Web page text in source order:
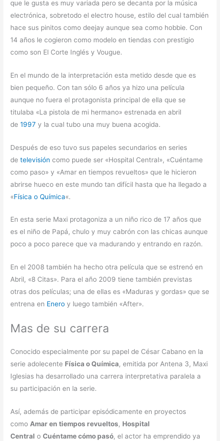
que le gusta es muy variada pero se decanta por la música
electrónica, sobretodo el electro house, estilo del cual también
hace sus pinitos como deejay aunque sea como hobbie. Con
14 años le cogieron como modelo en tiendas con prestigio
como son El Corte Inglés y Vougue.
En el mundo de la interpretación esta metido desde que es
bien pequeño. Con tan sólo 6 años ya hizo una película
aunque no fuera el protagonista principal de ella que se
titulaba «La pistola de mi hermano» estrenada en abril
de1997 y la cual tubo una muy buena acogida.
Después de eso tuvo sus papeles secundarios en series
detelevisión como puede ser «Hospital Central», «Cuéntame
como paso» y «Amar en tiempos revueltos» que le hicieron
abrirse hueco en este mundo tan difícil hasta que ha llegado a
«Física o Química«.
En esta serie Maxi protagoniza a un niño rico de 17 años que
es el niño de Papá, chulo y muy cabrón con las chicas aunque
poco a poco parece que va madurando y entrando en razón.
En el 2008 también ha hecho otra película que se estrenó en
Abril, «8 Citas». Para el año 2009 tiene también previstas
otras dos películas; una de ellas es «Maduras y gordas» que se
entrena en Enero y luego también «After».
Mas de su carrera
Conocido especialmente por su papel de César Cabano en la
serie adolecente Física o Química, emitida por Antena 3, Maxi
Iglesias ha desarrollado una carrera interpretativa paralela a
su participación en la serie.
Así, además de participar episódicamente en proyectos
como Amar en tiempos revueltos, Hospital
Central oCuéntame cómo pasó, el actor ha emprendido ya